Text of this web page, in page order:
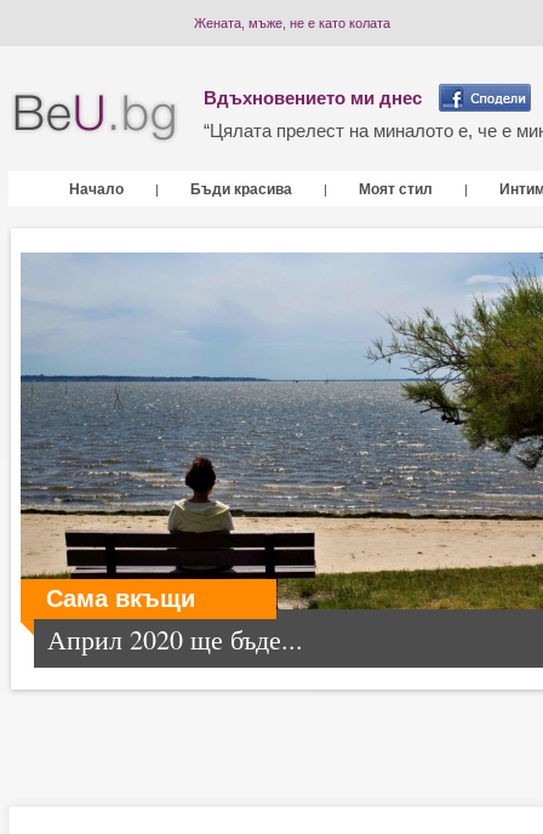
Жената, мъже, не е като колата
Вдъхновението ми днес
“Цялата прелест на миналото е, че е
Начало | Бъди красива | Моят стил |
Сама вкъщи
Април 2020 ще бъде...